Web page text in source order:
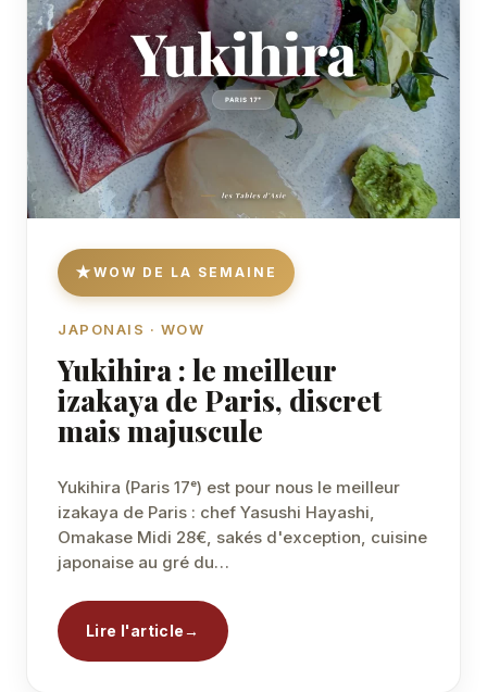
WOW DE LA SEMAINE
JAPONAIS · WOW
Yukihira : le meilleur
izakaya de Paris, discret
mais majuscule
Yukihira (Paris 17ᵉ) est pour nous le meilleur
izakaya de Paris : chef Yasushi Hayashi,
Omakase Midi 28€, sakés d'exception, cuisine
japonaise au gré du…
Lire l'article